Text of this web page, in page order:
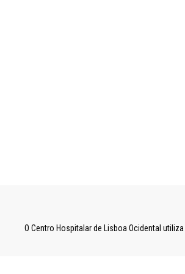
O Centro Hospitalar de Lisboa Ocidental
UNIDADE LOCAL DE